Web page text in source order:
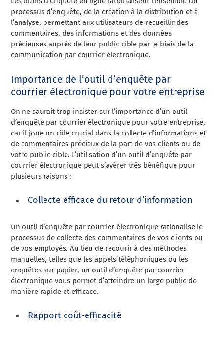
processus d’enquête, de la création à la distribution et à
l’analyse, permettant aux utilisateurs de recueillir des
commentaires, des informations et des données
précieuses auprès de leur public cible par le biais de la
communication par courrier électronique.
Importance de l’outil d’enquête par
courrier électronique pour votre entreprise
On ne saurait trop insister sur l’importance d’un outil
d’enquête par courrier électronique pour votre entreprise,
car il joue un rôle crucial dans la collecte d’informations et
de commentaires précieux de la part de vos clients ou de
votre public cible. L’utilisation d’un outil d’enquête par
courrier électronique peut s’avérer très bénéfique pour
plusieurs raisons :
Collecte efficace du retour d’information
Un outil d’enquête par courrier électronique rationalise le
processus de collecte des commentaires de vos clients ou
de vos employés. Au lieu de recourir à des méthodes
manuelles, telles que les appels téléphoniques ou les
enquêtes sur papier, un outil d’enquête par courrier
électronique vous permet d’atteindre un large public de
manière rapide et efficace.
Rapport coût-efficacité